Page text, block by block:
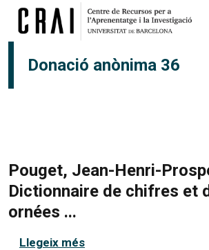
Vés al
Donació anònima 36
Pouget, Jean-Henri-
Dictionnaire de chifres et
ornées ...
Llegeix méssobre Pouget, Jean-